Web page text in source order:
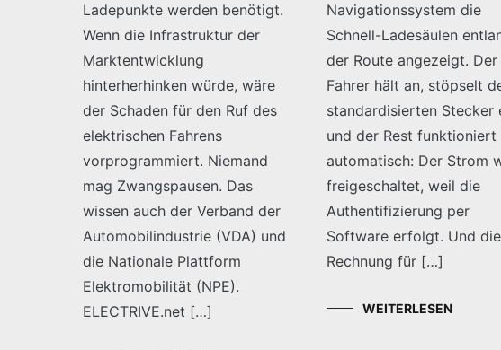
Ladepunkte werden benötigt.
Wenn die Infrastruktur der
Marktentwicklung
hinterherhinken würde, wäre
der Schaden für den Ruf des
elektrischen Fahrens
vorprogrammiert. Niemand
mag Zwangspausen. Das
wissen auch der Verband der
Automobilindustrie (VDA) und
die Nationale Plattform
Elektromobilität (NPE).
ELECTRIVE.net […]
Navigationssystem die
Schnell-Ladesäulen
der Route angezeigt. Der
Fahrer hält an, stöpselt
standardisierten Stecker
und der Rest funktioniert
automatisch: Der Strom
freigeschaltet, weil die
Authentifizierung per
Software erfolgt. Und die
Rechnung für […]
WEITERLESEN